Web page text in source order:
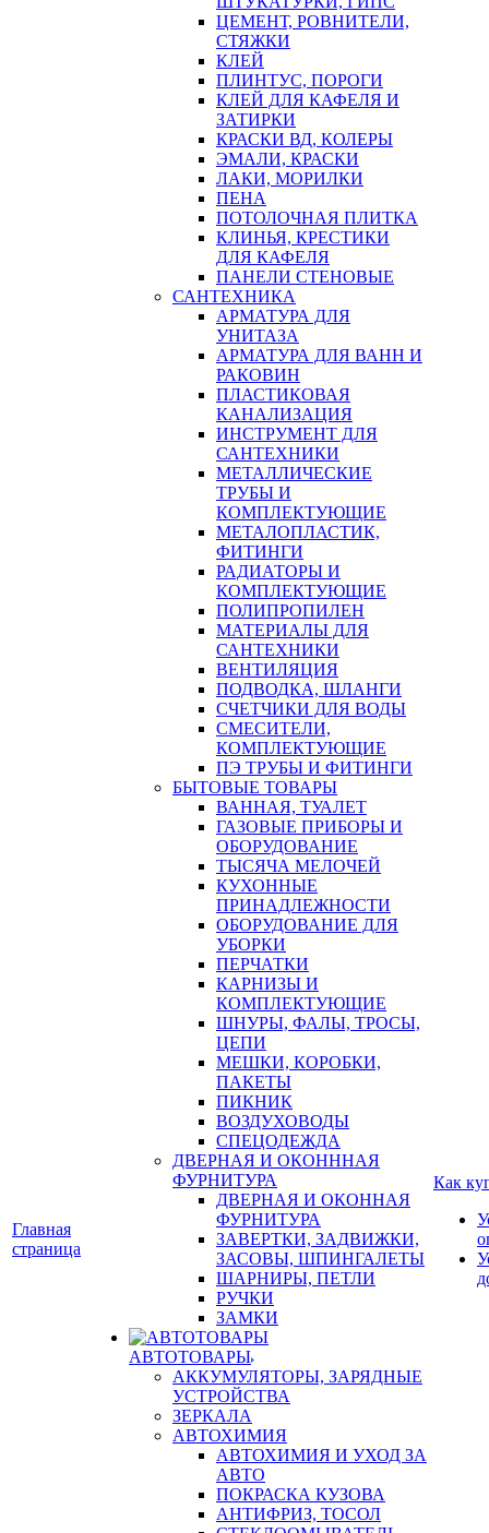
Главная
страница
ЦЕМЕНТ, РОВНИТЕЛИ,
СТЯЖКИ
КЛЕЙ
ПЛИНТУС, ПОРОГИ
КЛЕЙ ДЛЯ КАФЕЛЯ И
ЗАТИРКИ
КРАСКИ ВД, КОЛЕРЫ
ЭМАЛИ, КРАСКИ
ЛАКИ, МОРИЛКИ
ПЕНА
ПОТОЛОЧНАЯ ПЛИТКА
КЛИНЬЯ, КРЕСТИКИ
ДЛЯ КАФЕЛЯ
ПАНЕЛИ СТЕНОВЫЕ
САНТЕХНИКА
АРМАТУРА ДЛЯ
УНИТАЗА
АРМАТУРА ДЛЯ ВАНН И
РАКОВИН
ПЛАСТИКОВАЯ
КАНАЛИЗАЦИЯ
ИНСТРУМЕНТ ДЛЯ
САНТЕХНИКИ
МЕТАЛЛИЧЕСКИЕ
ТРУБЫ И
КОМПЛЕКТУЮЩИЕ
МЕТАЛОПЛАСТИК,
ФИТИНГИ
РАДИАТОРЫ И
КОМПЛЕКТУЮЩИЕ
ПОЛИПРОПИЛЕН
МАТЕРИАЛЫ ДЛЯ
САНТЕХНИКИ
ВЕНТИЛЯЦИЯ
ПОДВОДКА, ШЛАНГИ
СЧЕТЧИКИ ДЛЯ ВОДЫ
СМЕСИТЕЛИ,
КОМПЛЕКТУЮЩИЕ
ПЭ ТРУБЫ И ФИТИНГИ
БЫТОВЫЕ ТОВАРЫ
ВАННАЯ, ТУАЛЕТ
ГАЗОВЫЕ ПРИБОРЫ И
ОБОРУДОВАНИЕ
ТЫСЯЧА МЕЛОЧЕЙ
КУХОННЫЕ
ПРИНАДЛЕЖНОСТИ
ОБОРУДОВАНИЕ ДЛЯ
УБОРКИ
ПЕРЧАТКИ
КАРНИЗЫ И
КОМПЛЕКТУЮЩИЕ
ШНУРЫ, ФАЛЫ, ТРОСЫ,
ЦЕПИ
МЕШКИ, КОРОБКИ,
ПАКЕТЫ
ПИКНИК
ВОЗДУХОВОДЫ
СПЕЦОДЕЖДА
ДВЕРНАЯ И ОКОНННАЯ
ФУРНИТУРА
ДВЕРНАЯ И ОКОННАЯ
ФУРНИТУРА
ЗАВЕРТКИ, ЗАДВИЖКИ,
ЗАСОВЫ, ШПИНГАЛЕТЫ
ШАРНИРЫ, ПЕТЛИ
РУЧКИ
ЗАМКИ
АВТОТОВАРЫ
АККУМУЛЯТОРЫ, ЗАРЯДНЫЕ
УСТРОЙСТВА
ЗЕРКАЛА
АВТОХИМИЯ
АВТОХИМИЯ И УХОД ЗА
АВТО
ПОКРАСКА КУЗОВА
АНТИФРИЗ, ТОСОЛ
Как